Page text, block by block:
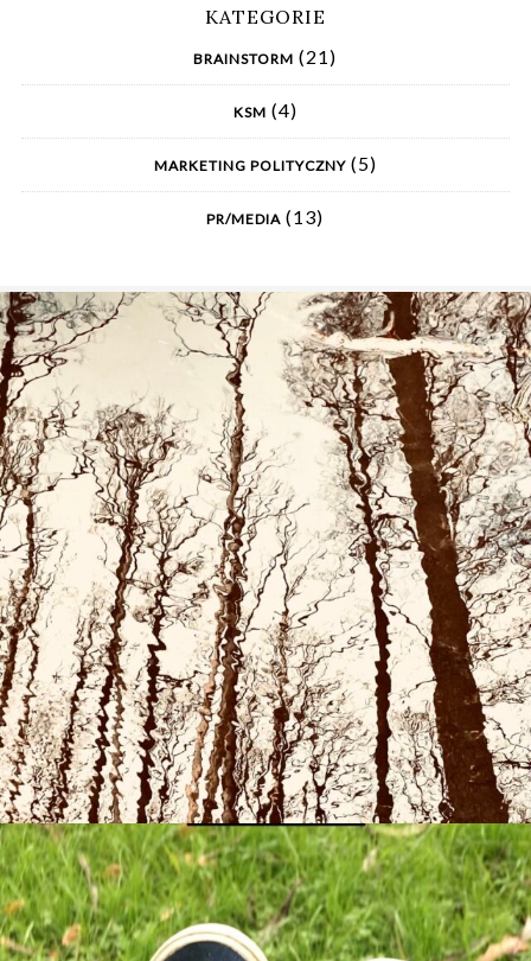
KATEGORIE
BRAINSTORM (21)
KSM (4)
MARKETING POLITYCZNY(5)
PR/MEDIA (13)